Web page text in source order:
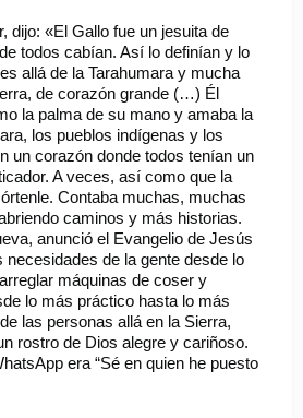
dijo: «El Gallo fue un jesuita de
todos cabían. Así lo definían y lo
allá de la Tarahumara y mucha
de corazón grande (…) Él
la palma de su mano y amaba la
los pueblos indígenas y los
un corazón donde todos tenían un
A veces, así como que la
Contaba muchas, muchas
caminos y más historias.
anunció el Evangelio de Jesús
necesidades de la gente desde lo
máquinas de coser y
lo más práctico hasta lo más
las personas allá en la Sierra,
rostro de Dios alegre y cariñoso.
era “Sé en quien he puesto